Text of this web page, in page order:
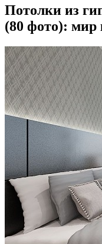
Потолки из
(80 фото): мир